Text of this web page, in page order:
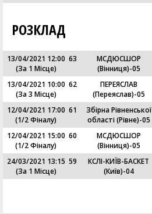
РОЗКЛАД
13/04/2021 12:00
(За 1 Місце)
63
МСДЮСШОР
(Вінниця)-05
13/04/2021 10:00
(За 3 Місце)
62
ПЕРЕЯСЛАВ
(Переяслав)-05
12/04/2021 17:00
(1/2 Фіналу)
61
Збірна Рівненської
області (Рівне)-05
12/04/2021 15:00
(1/2 Фіналу)
60
МСДЮСШОР
(Вінниця)-05
24/03/2021 13:15
(За 1 Місце)
59
КСЛІ-КИЇВ-БАСКЕТ
(Київ)-04